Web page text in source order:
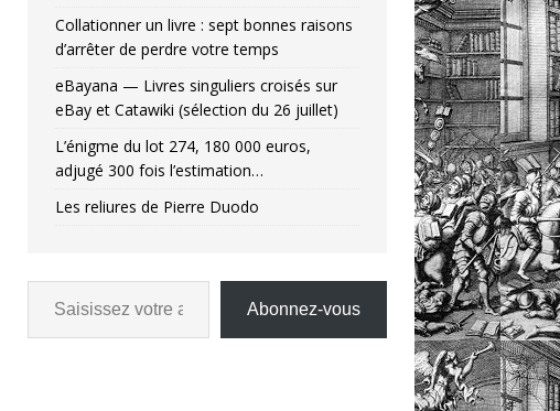
Collationner un livre : sept bonnes raisons
d’arrêter de perdre votre temps
eBayana — Livres singuliers croisés sur
eBay et Catawiki (sélection du 26 juillet)
L’énigme du lot 274, 180 000 euros,
adjugé 300 fois l’estimation…
Les reliures de Pierre Duodo
Abonnez-vous